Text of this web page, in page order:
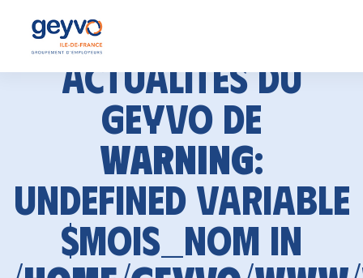
Actualités du
GEYVO de
Warning:
Undefined variable
$mois_nom in